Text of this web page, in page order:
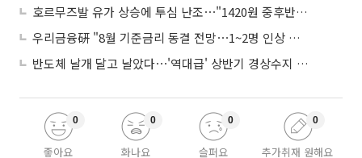
호르무즈발 유가 상승에 투심 난조⋯"1420원 중후반 등락"
우리금융硏 "8월 기준금리 동결 전망⋯1~2명 인상 소수의견 낼 것"
반도체 날개 달고 날았다⋯'역대급' 상반기 경상수지 흑자 2000억달러 육박
좋아요
0
화나요
0
슬퍼요
0
추가취재 원해요
0